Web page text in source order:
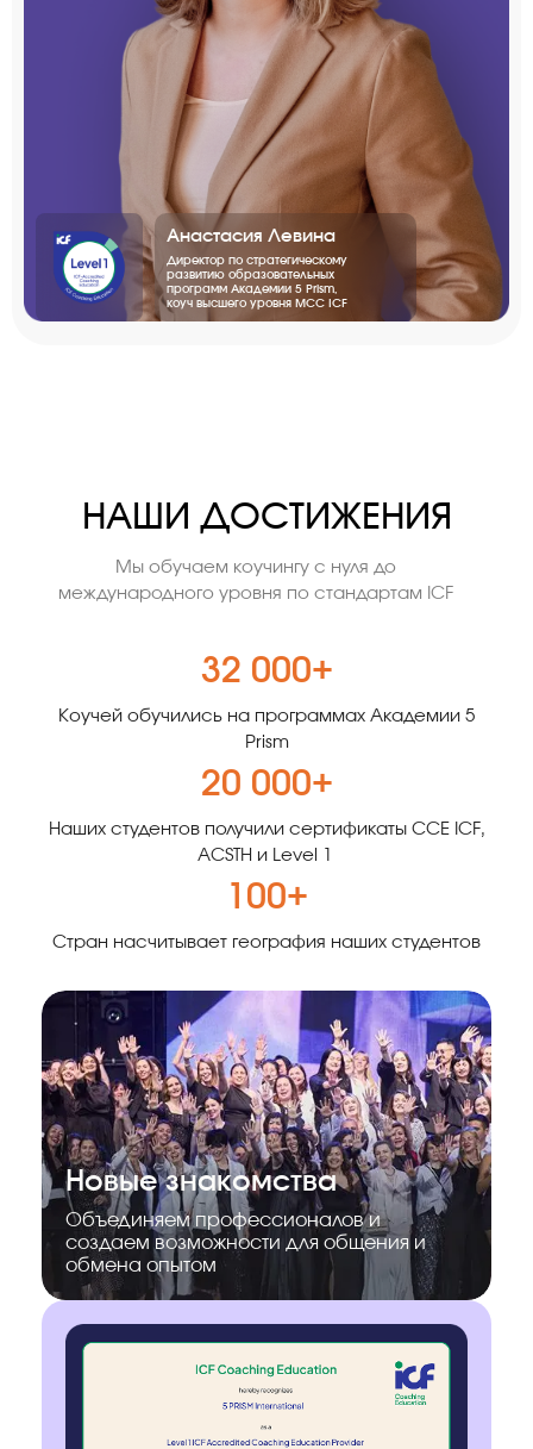
Анастасия Левина
Директор по стратегическому
развитию образовательных
программ Академии 5 Prism,
коуч высшего уровня МСС ICF
НАШИ ДОСТИЖЕНИЯ
Мы обучаем коучингу с нуля до
международного уровня по стандартам ICF
32 000+
Коучей обучились на программах Академии 5
Prism
20 000+
Наших студентов получили сертификаты ССЕ ICF,
ACSTH и Level 1
100+
Стран насчитывает география наших студентов
Новые знакомства
Объединяем профессионалов и
создаем возможности для общения и
обмена опытом